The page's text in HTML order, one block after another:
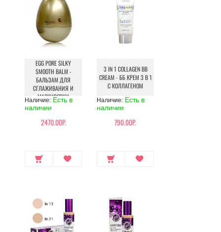
EGG PORE SILKY
SMOOTH BALM -
БАЛЬЗАМ ДЛЯ
СГЛАЖИВАНИЯ И
МАСКИРОВКИ
РАСШИРЕННЫХ ПОР
Наличие: Есть в
наличии
2470.00Р.
3 IN 1 COLLAGEN BB
CREAM - ББ КРЕМ 3 В 1
С КОЛЛАГЕНОМ
Наличие: Есть в
наличии
790.00Р.